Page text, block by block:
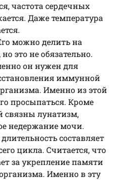
частота сердечных
Даже температура
можно делить на
это не обязательно.
он нужен для
иммунной
Именно из этой
просыпаться. Кроме
связны лунатизм,
недержание мочи.
составляет
цикла. Считается, что
за укрепление памяти
Именно в эту